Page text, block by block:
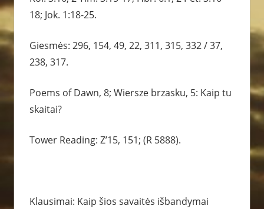
18; Jok. 1:18-25.
Giesmės: 296, 154, 49, 22, 311, 315, 332 / 37,
238, 317.
Poems of Dawn, 8; Wiersze brzasku, 5: Kaip tu
skaitai?
Tower Reading: Z’15, 151; (R 5888).
Klausimai: Kaip šios savaitės išbandymai